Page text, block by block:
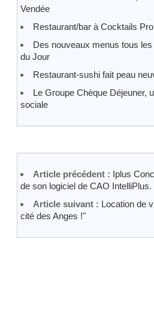
Vendée
Restaurant/bar à Cocktails
Des nouveaux menus tous
du Jour
Restaurant-sushi fait peau
Le Groupe Chèque Déjeuner,
sociale
Article précédent : Iplus
de son logiciel de CAO IntelliPlus.
Article suivant : Location de
cité des Anges !"